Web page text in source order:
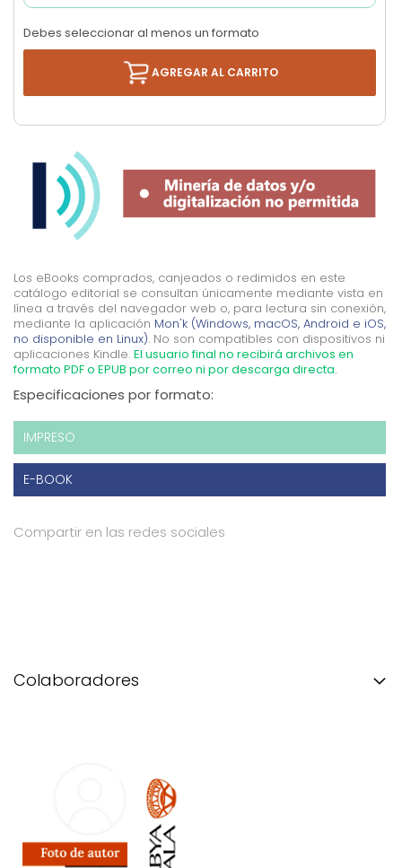
Debes seleccionar al menos un formato
AGREGAR AL CARRITO
Los eBooks comprados, canjeados o redimidos en este
catálogo editorial se consultan únicamente mediante vista en
línea a través del navegador web o, para lectura sin conexión,
mediante la aplicación Mon'k (Windows, macOS, Android e iOS,
no disponible en Linux). No son compatibles con dispositivos ni
aplicaciones Kindle. El usuario final no recibirá archivos en
formato PDF o EPUB por correo ni por descarga directa.
Especificaciones por formato:
IMPRESO
E-BOOK
Compartir en las redes sociales
Colaboradores